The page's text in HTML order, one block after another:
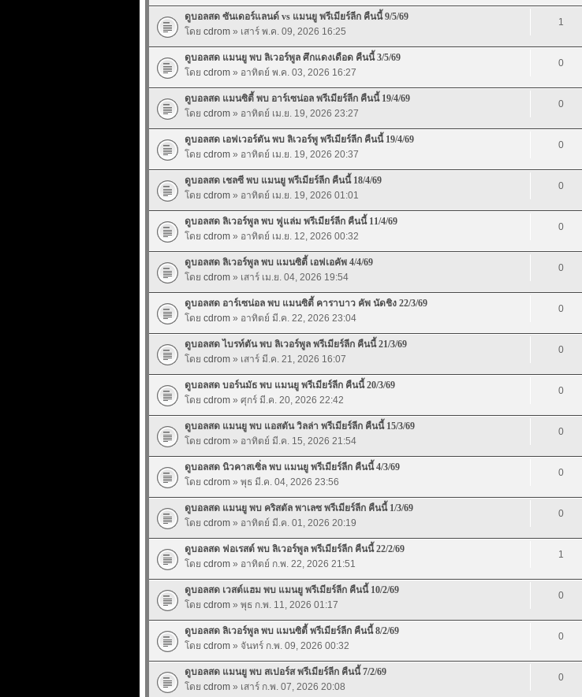
ดูบอลสด ซันเดอร์แลนด์ vs แมนยู พรีเมียร์ลีก คืนนี้ 9/5/69
โดย cdrom» เสาร์ พ.ค. 09, 2026 16:25
1
ดูบอลสด แมนยู พบ ลิเวอร์พูล ศึกแดงเดือด คืนนี้ 3/5/69
โดย cdrom» อาทิตย์ พ.ค. 03, 2026 16:27
0
ดูบอลสด แมนซิตี้ พบ อาร์เซน่อล พรีเมียร์ลีก คืนนี้ 19/4/69
โดย cdrom» อาทิตย์ เม.ย. 19, 2026 23:27
0
ดูบอลสด เอฟเวอร์ตัน พบ ลิเวอร์พู พรีเมียร์ลีก คืนนี้ 19/4/69
โดย cdrom» อาทิตย์ เม.ย. 19, 2026 20:37
0
ดูบอลสด เชลซี พบ แมนยู พรีเมียร์ลีก คืนนี้ 18/4/69
โดย cdrom» อาทิตย์ เม.ย. 19, 2026 01:01
0
ดูบอลสด ลิเวอร์พูล พบ ฟูแล่ม พรีเมียร์ลีก คืนนี้ 11/4/69
โดย cdrom» อาทิตย์ เม.ย. 12, 2026 00:32
0
ดูบอลสด ลิเวอร์พูล พบ แมนซิตี้ เอฟเอคัพ 4/4/69
โดย cdrom» เสาร์ เม.ย. 04, 2026 19:54
0
ดูบอลสด อาร์เซน่อล พบ แมนซิตี้ คาราบาว คัพ นัดชิง 22/3/69
โดย cdrom» อาทิตย์ มี.ค. 22, 2026 23:04
0
ดูบอลสด ไบรท์ตัน พบ ลิเวอร์พูล พรีเมียร์ลีก คืนนี้ 21/3/69
โดย cdrom» เสาร์ มี.ค. 21, 2026 16:07
0
ดูบอลสด บอร์นมัธ พบ แมนยู พรีเมียร์ลีก คืนนี้ 20/3/69
โดย cdrom» ศุกร์ มี.ค. 20, 2026 22:42
0
ดูบอลสด แมนยู พบ แอสตัน วิลล่า พรีเมียร์ลีก คืนนี้ 15/3/69
โดย cdrom» อาทิตย์ มี.ค. 15, 2026 21:54
0
ดูบอลสด นิวคาสเซิ่ล พบ แมนยู พรีเมียร์ลีก คืนนี้ 4/3/69
โดย cdrom» พุธ มี.ค. 04, 2026 23:56
0
ดูบอลสด แมนยู พบ คริสตัล พาเลซ พรีเมียร์ลีก คืนนี้ 1/3/69
โดย cdrom» อาทิตย์ มี.ค. 01, 2026 20:19
0
ดูบอลสด ฟอเรสต์ พบ ลิเวอร์พูล พรีเมียร์ลีก คืนนี้ 22/2/69
โดย cdrom» อาทิตย์ ก.พ. 22, 2026 21:51
1
ดูบอลสด เวสต์แฮม พบ แมนยู พรีเมียร์ลีก คืนนี้ 10/2/69
โดย cdrom» พุธ ก.พ. 11, 2026 01:17
0
ดูบอลสด ลิเวอร์พูล พบ แมนซิตี้ พรีเมียร์ลีก คืนนี้ 8/2/69
โดย cdrom» จันทร์ ก.พ. 09, 2026 00:32
0
ดูบอลสด แมนยู พบ สเปอร์ส พรีเมียร์ลีก คืนนี้ 7/2/69
โดย cdrom» เสาร์ ก.พ. 07, 2026 20:08
0